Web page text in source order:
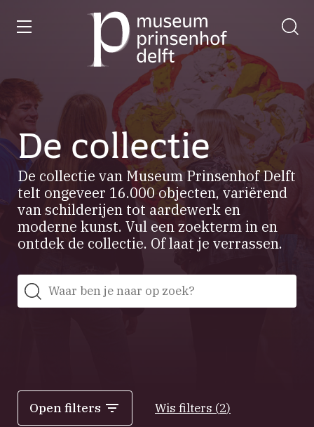
Ga
naar
homepage
De collectie
De collectie van Museum Prinsenhof Delft
telt ongeveer 16.000 objecten, variërend
van schilderijen tot aardewerk en
moderne kunst. Vul een zoekterm in en
ontdek de collectie. Of laat je verrassen.
Zoeken
Open filters Wis filters (2)